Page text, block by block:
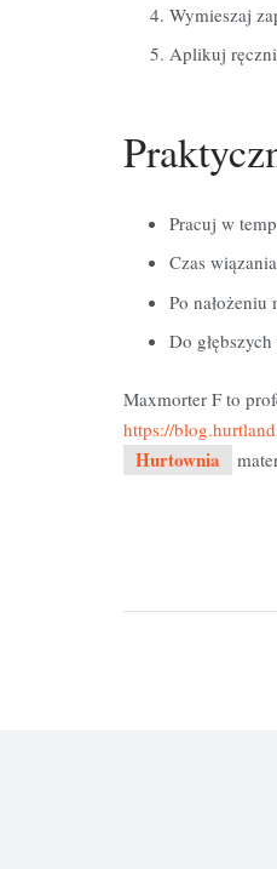
Wymieszaj
Aplikuj
Pracuj w
Czas
Po
Do
Maxmorter F to
https://
Hurtownia